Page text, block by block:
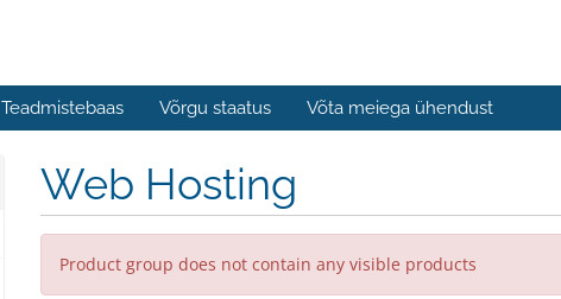
Teadmistebaas Võrgu staatus Võta meiega ühendust
Web Hosting
Product group does not contain any visible products